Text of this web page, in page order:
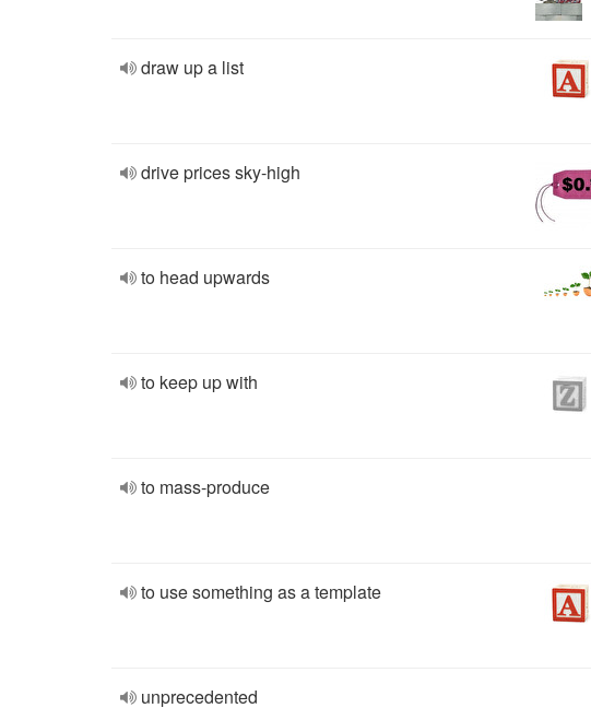
draw up a list
drive prices sky-high
to head upwards
to keep up with
to mass-produce
to use something as a template
unprecedented